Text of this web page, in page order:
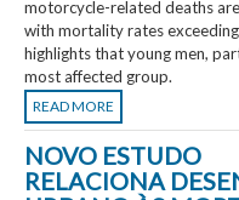
motorcycle-related deaths
with mortality rates
highlights that young men,
most affected group.
READ MORE
NOVO ESTUDO
RELACIONA